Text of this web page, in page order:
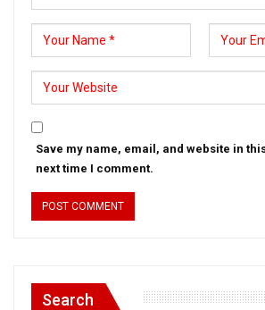
Save my name, email, and website in
next time I comment.
Search